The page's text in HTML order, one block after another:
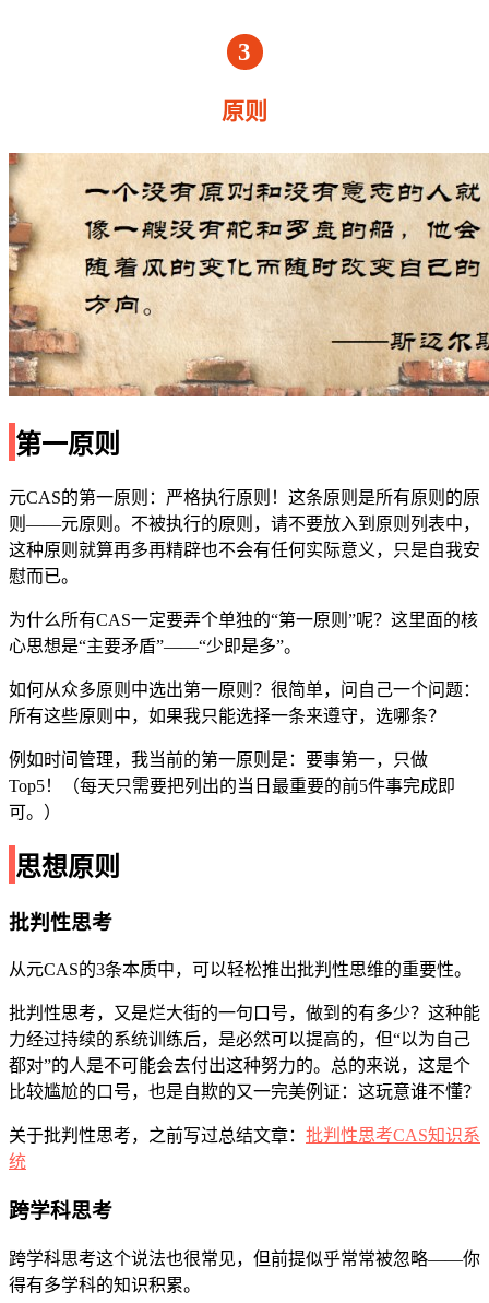
3
原则
第一原则
元CAS的第一原则：严格执行原则！这条原则是所有原则的原
则——元原则。不被执行的原则，请不要放入到原则列表中，
这种原则就算再多再精辟也不会有任何实际意义，只是自我安
慰而已。
为什么所有CAS一定要弄个单独的“第一原则”呢？这里面的核
心思想是“主要矛盾”——“少即是多”。
如何从众多原则中选出第一原则？很简单，问自己一个问题：
所有这些原则中，如果我只能选择一条来遵守，选哪条？
例如时间管理，我当前的第一原则是：要事第一，只做
Top5！（每天只需要把列出的当日最重要的前5件事完成即
可。）
思想原则
批判性思考
从元CAS的3条本质中，可以轻松推出批判性思维的重要性。
批判性思考，又是烂大街的一句口号，做到的有多少？这种能
力经过持续的系统训练后，是必然可以提高的，但“以为自己
都对”的人是不可能会去付出这种努力的。总的来说，这是个
比较尴尬的口号，也是自欺的又一完美例证：这玩意谁不懂？
关于批判性思考，之前写过总结文章： 批判性思考CAS知识系
统
跨学科思考
跨学科思考这个说法也很常见，但前提似乎常常被忽略——你
得有多学科的知识积累。